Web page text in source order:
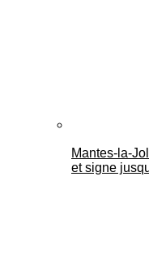
Mantes-la-
et signe